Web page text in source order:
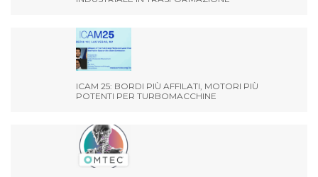
ICAM 25: BORDI PIÙ AFFILATI, MOTORI PIÙ
POTENTI PER TURBOMACCHINE